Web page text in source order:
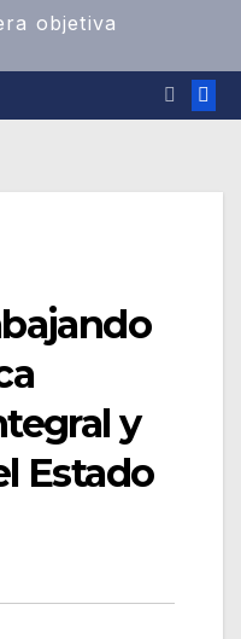
objetiva
y
Estado